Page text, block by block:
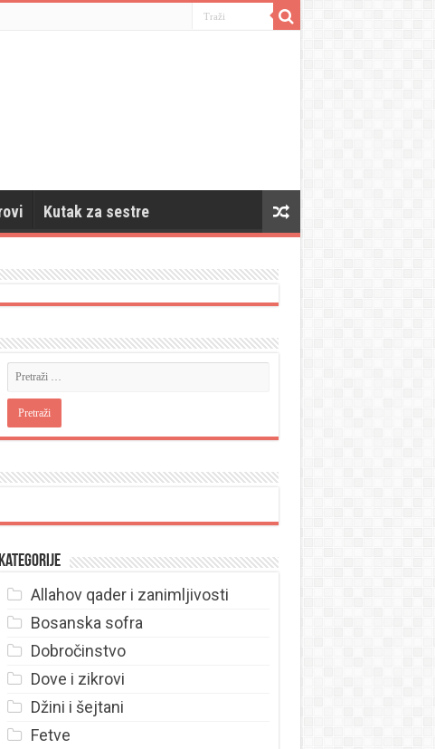
Kutak za sestre
Allahov qader i zanimljivosti
Bosanska sofra
Dobročinstvo
Dove i zikrovi
Džini i šejtani
Fetve